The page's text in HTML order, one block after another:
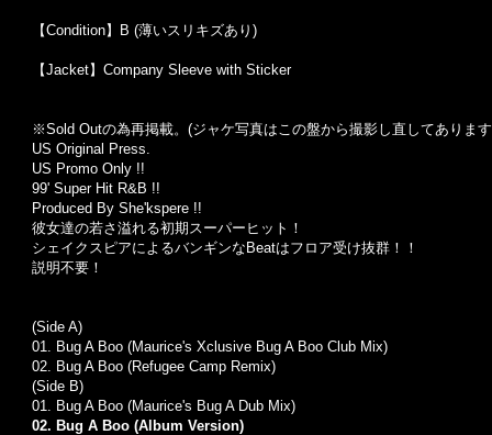
【Condition】B (薄いスリキズあり)
【Jacket】Company Sleeve with Sticker
※Sold Outの為再掲載。 (ジャケ写真はこの盤から撮影し直してありま
US Original Press.
US Promo Only !!
99' Super Hit R&B !!
Produced By She'kspere !!
彼女達の若さ溢れる初期スーパーヒット！
シェイクスピアによるバンギンなBeatはフロア受け抜群！！
説明不要！
(Side A)
01. Bug A Boo (Maurice's Xclusive Bug A Boo Club Mix)
02. Bug A Boo (Refugee Camp Remix)
(Side B)
01. Bug A Boo (Maurice's Bug A Dub Mix)
02. Bug A Boo (Album Version)